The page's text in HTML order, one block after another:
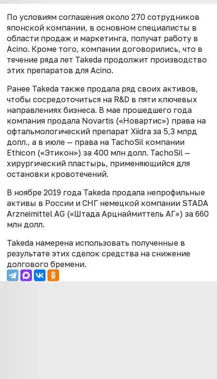
По условиям соглашения около 270 сотрудников
японской компании, в основном специалисты в
области продаж и маркетинга, получат работу в
Acino. Кроме того, компании договорились, что в
течение ряда лет Takeda продолжит производство
этих препаратов для Acino.
Ранее Takeda также продала ряд своих активов,
чтобы сосредоточиться на R&D в пяти ключевых
направлениях бизнеса. В мае прошедшего года
компания продала Novartis («Новартис») права на
офтальмологический препарат Xiidra за 5,3 млрд
долл., а в июле — права на TachoSil компании
Ethicon («Этикон») за 400 млн долл. TachoSil —
хирургический пластырь, применяющийся для
остановки кровотечений.
В ноябре 2019 года Takeda продала непрофильные
активы в России и СНГ немецкой компании STADA
Arzneimittel AG («Штада Арцнаймиттель АГ») за 660
млн долл.
Takeda намерена использовать полученные в
результате этих сделок средства на снижение
долгового бремени.